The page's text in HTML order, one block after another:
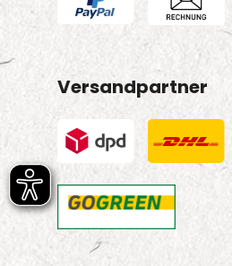
Versandpartner